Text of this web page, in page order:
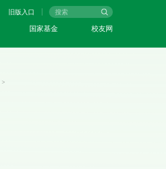
旧版入口
国家基金 校友网
>